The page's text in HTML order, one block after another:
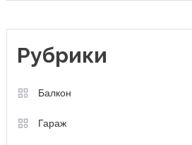
Рубрики
Балкон
Гараж